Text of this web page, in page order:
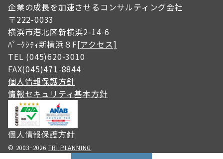
企業の成長を加速させるコンサルティング会社
〒222-0033
横浜市港北区新横浜2-14-6
ﾊﾟｰｸｼﾃｨ新横浜８F[アクセス]
TEL (045)620-3010
FAX(045)471-8844
個人情報保護方針
情報セキュリティ基本方針
個人情報保護方針
© 2003−2026 TRI PLANNING